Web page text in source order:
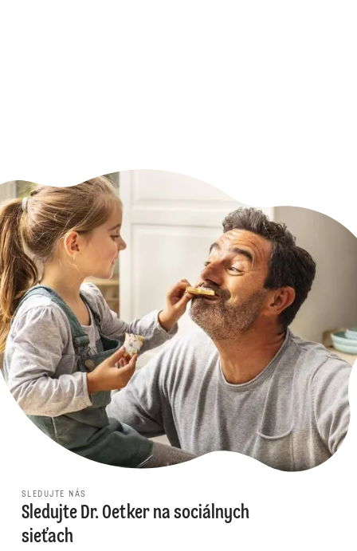
SLEDUJTE NÁS
Sledujte Dr. Oetker na sociálnych
sieťach